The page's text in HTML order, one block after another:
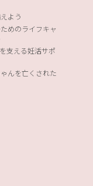
よう
めのライフキャ
支える妊活サポ
んを亡くされた